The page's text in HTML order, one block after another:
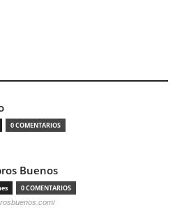
0 COMENTARIOS
Buenos
0 COMENTARIOS